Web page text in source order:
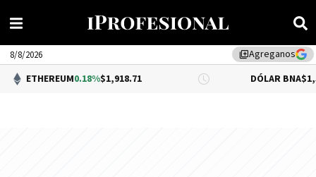
library_addAgreganos
8/8/2026
0.18%$1,918.71 DÓLAR BNA $1,520.00